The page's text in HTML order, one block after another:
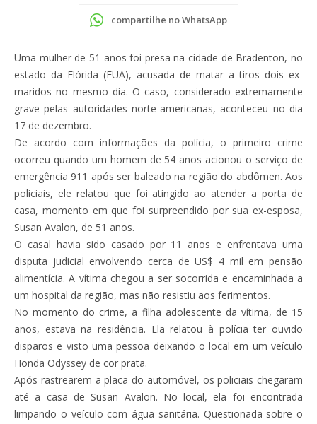
compartilhe no WhatsApp
Uma mulher de 51 anos foi presa na cidade de Bradenton, no
estado da Flórida (EUA), acusada de matar a tiros dois ex-
maridos no mesmo dia. O caso, considerado extremamente
grave pelas autoridades norte-americanas, aconteceu no dia
17 de dezembro.
De acordo com informações da polícia, o primeiro crime
ocorreu quando um homem de 54 anos acionou o serviço de
emergência 911 após ser baleado na região do abdômen. Aos
policiais, ele relatou que foi atingido ao atender a porta de
casa, momento em que foi surpreendido por sua ex-esposa,
Susan Avalon, de 51 anos.
O casal havia sido casado por 11 anos e enfrentava uma
disputa judicial envolvendo cerca de US$ 4 mil em pensão
alimentícia. A vítima chegou a ser socorrida e encaminhada a
um hospital da região, mas não resistiu aos ferimentos.
No momento do crime, a filha adolescente da vítima, de 15
anos, estava na residência. Ela relatou à polícia ter ouvido
disparos e visto uma pessoa deixando o local em um veículo
Honda Odyssey de cor prata.
Após rastrearem a placa do automóvel, os policiais chegaram
até a casa de Susan Avalon. No local, ela foi encontrada
limpando o veículo com água sanitária. Questionada sobre o